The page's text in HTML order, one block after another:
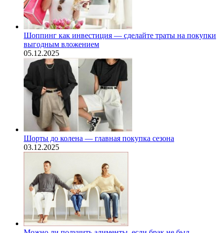
Шоппинг как инвестиция — сделайте траты на покупки
выгодным вложением
05.12.2025
Шорты до колена — главная покупка сезона
03.12.2025